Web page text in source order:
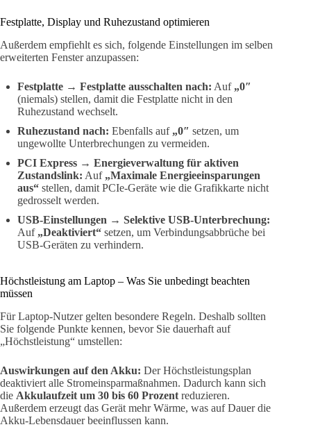
Festplatte, Display und Ruhezustand optimieren
Außerdem empfiehlt es sich, folgende Einstellungen im selben
erweiterten Fenster anzupassen:
Festplatte → Festplatte ausschalten nach: Auf „0″
(niemals) stellen, damit die Festplatte nicht in den
Ruhezustand wechselt.
Ruhezustand nach: Ebenfalls auf „0″ setzen, um
ungewollte Unterbrechungen zu vermeiden.
PCI Express → Energieverwaltung für aktiven
Zustandslink: Auf „Maximale Energieeinsparungen
aus“ stellen, damit PCIe-Geräte wie die Grafikkarte nicht
gedrosselt werden.
USB-Einstellungen → Selektive USB-Unterbrechung:
Auf „Deaktiviert“ setzen, um Verbindungsabbrüche bei
USB-Geräten zu verhindern.
Höchstleistung am Laptop – Was Sie unbedingt beachten
müssen
Für Laptop-Nutzer gelten besondere Regeln. Deshalb sollten
Sie folgende Punkte kennen, bevor Sie dauerhaft auf
„Höchstleistung“ umstellen:
Auswirkungen auf den Akku: Der Höchstleistungsplan
deaktiviert alle Stromeinsparmaßnahmen. Dadurch kann sich
die Akkulaufzeit um 30 bis 60 Prozent reduzieren.
Außerdem erzeugt das Gerät mehr Wärme, was auf Dauer die
Akku-Lebensdauer beeinflussen kann.